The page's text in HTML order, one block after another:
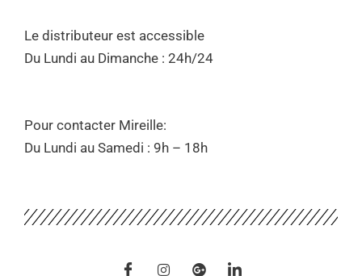
Le distributeur est accessible
Du Lundi au Dimanche : 24h/24
Pour contacter Mireille:
Du Lundi au Samedi : 9h – 18h